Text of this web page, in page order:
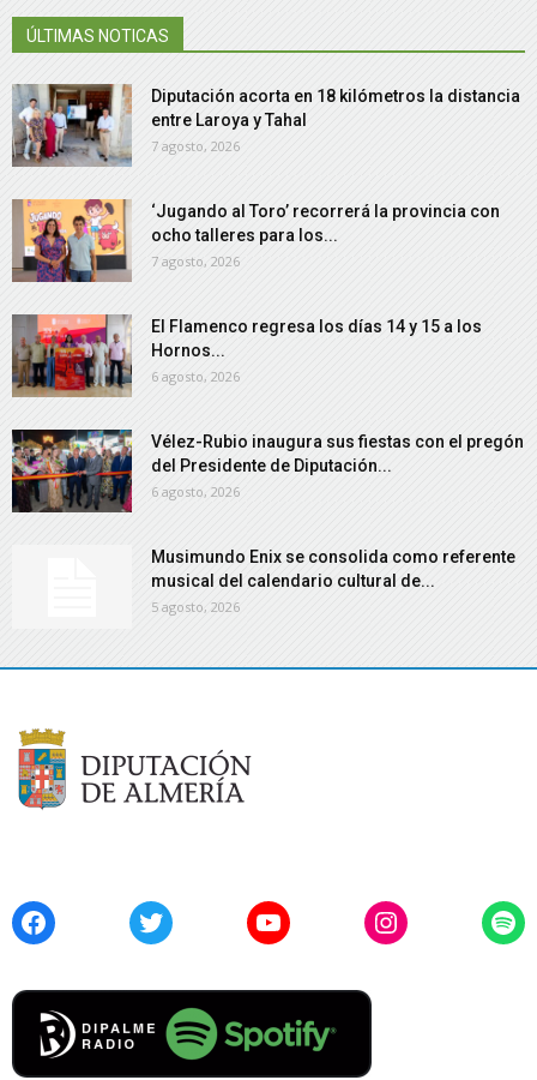
ÚLTIMAS NOTICAS
Diputación acorta en 18 kilómetros la distancia
entre Laroya y Tahal
7 agosto, 2026
‘Jugando al Toro’ recorrerá la provincia con
ocho talleres para los...
7 agosto, 2026
El Flamenco regresa los días 14 y 15 a los
Hornos...
6 agosto, 2026
Vélez-Rubio inaugura sus fiestas con el pregón
del Presidente de Diputación...
6 agosto, 2026
Musimundo Enix se consolida como referente
musical del calendario cultural de...
5 agosto, 2026
FacebookTwitter YouTubeInstagram